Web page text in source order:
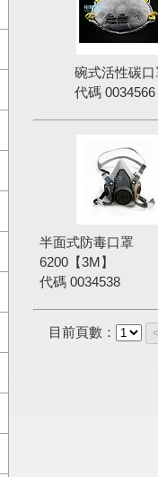
碗式活性碳口
代碼 0034566
半面式防毒口罩
6200【3M】
代碼 0034538
目前頁數：